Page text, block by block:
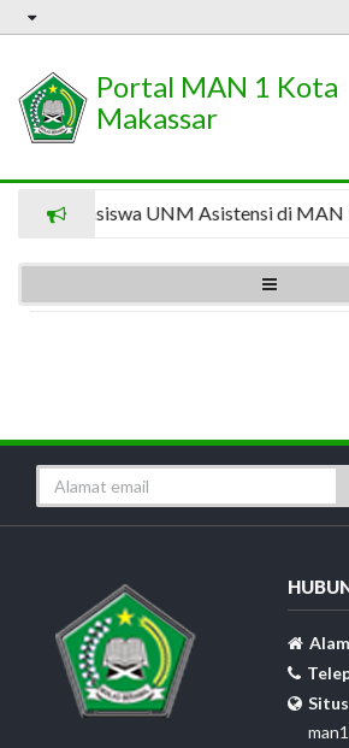
Portal MAN 1 Kota
Makassar
8 Mahasiswa UNM Asistensi di MAN